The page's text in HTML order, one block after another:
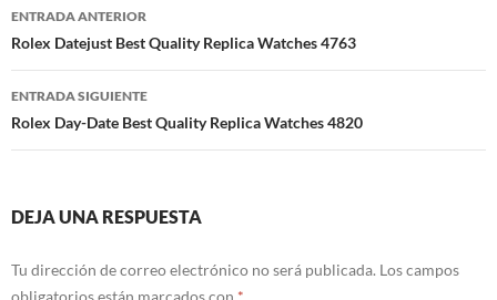
Navegación
de
entradas
ENTRADA ANTERIOR
Rolex Datejust Best Quality Replica Watches 4763
ENTRADA SIGUIENTE
Rolex Day-Date Best Quality Replica Watches 4820
DEJA UNA RESPUESTA
Tu dirección de correo electrónico no será publicada. Los campos
obligatorios están marcados con *